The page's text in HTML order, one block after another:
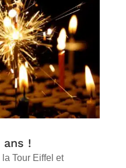
ans !
la Tour Eiffel et